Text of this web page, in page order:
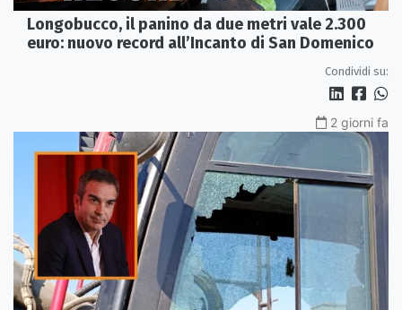
Longobucco, il panino da due metri vale 2.300
euro: nuovo record all’Incanto di San Domenico
Condividi su:
2 giorni fa